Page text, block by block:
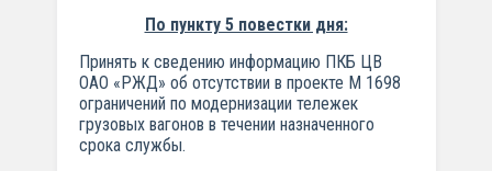
По пункту 5 повестки дня:
Принять к сведению информацию ПКБ ЦВ
ОАО «РЖД» об отсутствии в проекте М 1698
ограничений по модернизации тележек
грузовых вагонов в течении назначенного
срока службы.